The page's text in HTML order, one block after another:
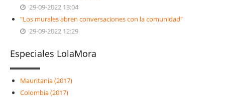
29-09-2022 13:04
"Los murales abren conversaciones con la comunidad"
29-09-2022 12:29
Especiales LolaMora
Mauritania (2017)
Colombia (2017)